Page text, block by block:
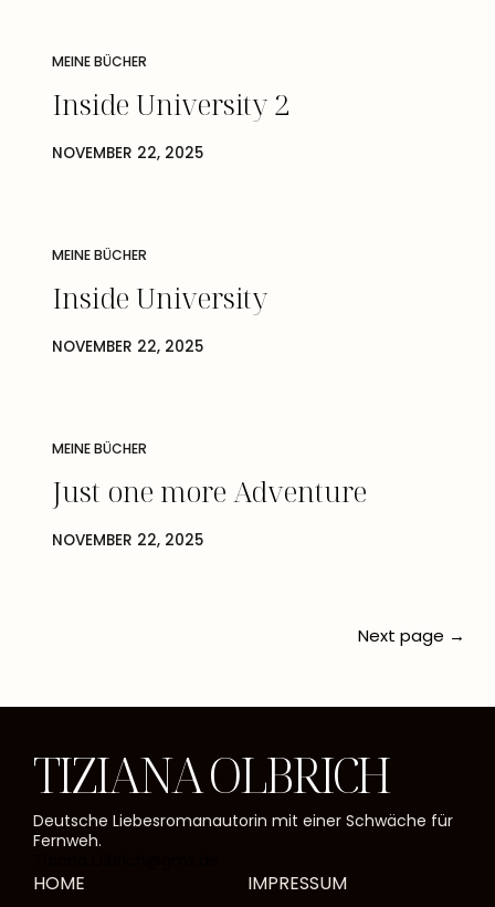
MEINE BÜCHER
Inside University 2
NOVEMBER 22, 2025
MEINE BÜCHER
Inside University
NOVEMBER 22, 2025
MEINE BÜCHER
Just one more Adventure
NOVEMBER 22, 2025
Next page →
TIZIANA OLBRICH
Deutsche Liebesromanautorin mit einer Schwäche für
Fernweh.
HOME IMPRESSUM